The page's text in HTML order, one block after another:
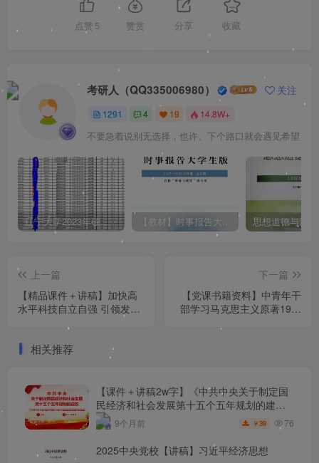
点赞 5 赞赏 分享 收藏
考研人（QQ335006980） 关注
1291 4 19 14.8W+
不要急着说别无选择，也许、下个路口就会遇见希望
辽宁大学2023年硕士研究生拟录取名单（所有学院均包含！！！图片仅供展示） 【教材】时事报告大学生版（形式与政策）2025-2026学年度 上学期（秋季）电子版pdf
上一篇
【精品课件＋讲稿】加快高
水平科技自立自强 引领发展
下一篇
【党课书籍资料】中青年干
部学习马克思主义原著19讲
相关推荐
【课件＋讲稿2w字】《中共中央关于制定国
民经济和社会发展第十五个五年规划的建
议》解读学习
9个月前 ￥39 76
2025中央党校【讲稿】习近平经济思想